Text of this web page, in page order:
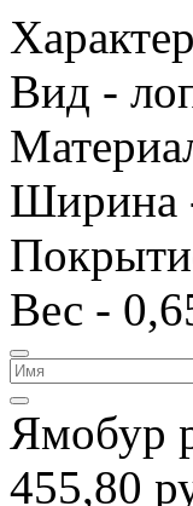
Вид -
Ширина
Вес -
Ямобур
455,80